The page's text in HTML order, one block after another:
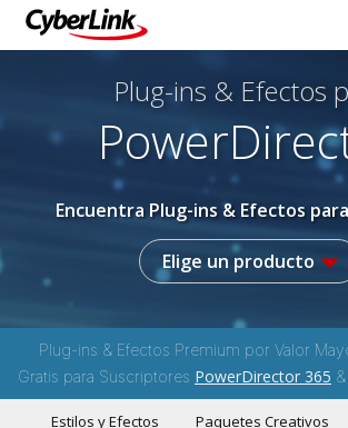
Plug-ins & Efectos
Encuentra Plug-ins & Efectos
Elige un producto
Plug-ins & Efectos Premium por Valor
Gratis para Suscriptores PowerDirector 365 &
Estilos y Efectos Paquetes Creativos